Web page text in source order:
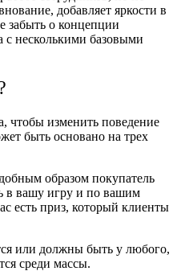
добавляет яркости в
забыть о концепции
с несколькими базовыми
чтобы изменить поведение
быть основано на трех
образом покупатель
в вашу игру и по вашим
есть приз, который клиенты
или должны быть у любого,
среди массы.